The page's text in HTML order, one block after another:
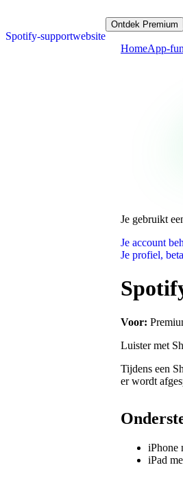
Spotify-supportwebsite
Ontdek Premium
HomeApp-
Je gebruikt
Je account
Je profiel,
Voor:
Luister met
Tijdens een
er wordt
iPhone
iPad